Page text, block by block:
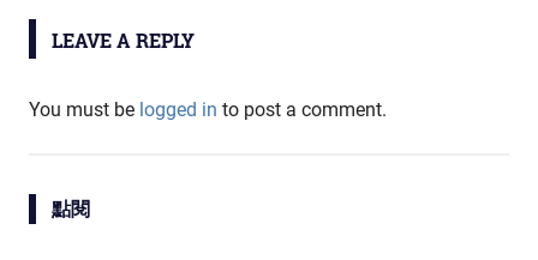
LEAVE A REPLY
You must be logged in to post a comment.
點閱